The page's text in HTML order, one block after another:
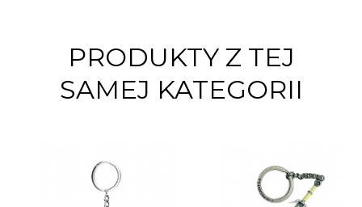
PRODUKTY Z TEJ
SAMEJ KATEGORII